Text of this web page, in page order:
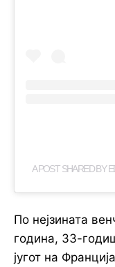
A POST SHARED BY
По нејзината
година, 33-
југот на